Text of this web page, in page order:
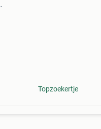
Topzoekertje